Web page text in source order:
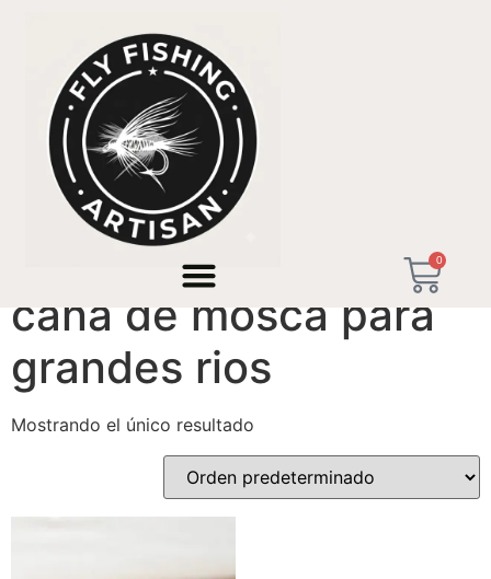
0
/ Productos etiquetados “caña de mosca para
caña de mosca para
grandes rios
Mostrando el único resultado